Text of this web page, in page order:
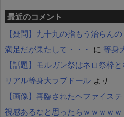
最近のコメント
【疑問】九十九の指もう治らん
満足だが果たして・・・ に 等身
【話題】モルガン祭はネロ祭枠
リアル等身大ラブドール より
【画像】再臨されたヘファイス
視感あるなと思ったらｗｗｗｗｗ